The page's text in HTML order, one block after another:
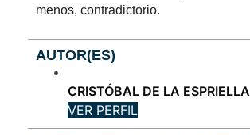
menos, contradictorio.
AUTOR(ES)
CRISTÓBAL DE LA ESPRIELLA
VER PERFIL